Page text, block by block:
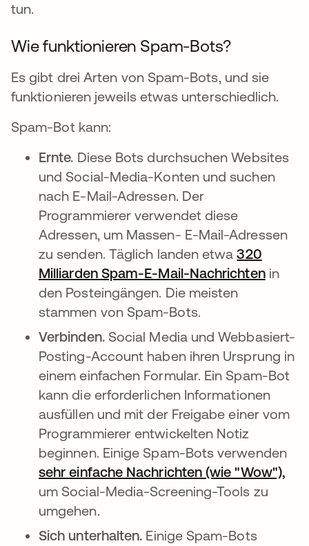
tun.
Wie funktionieren Spam-Bots?
Es gibt drei Arten von Spam-Bots, und sie
funktionieren jeweils etwas unterschiedlich.
Spam-Bot kann:
Ernte. Diese Bots durchsuchen Websites
und Social-Media-Konten und suchen
nach E-Mail-Adressen. Der
Programmierer verwendet diese
Adressen, um Massen- E-Mail-Adressen
zu senden. Täglich landen etwa320
Milliarden Spam-E-Mail-Nachrichtenwird
in
den Posteingängen. Die meisten
stammen von Spam-Bots.
Verbinden. Social Media und Webbasiert-
Posting-Account haben ihren Ursprung in
einem einfachen Formular. Ein Spam-Bot
kann die erforderlichen Informationen
ausfüllen und mit der Freigabe einer vom
Programmierer entwickelten Notiz
beginnen. Einige Spam-Bots verwenden
sehr einfache Nachrichten (wie "Wow"),
um Social-Media-Screening-Tools zu
umgehen.
Sich unterhalten. Einige Spam-Bots